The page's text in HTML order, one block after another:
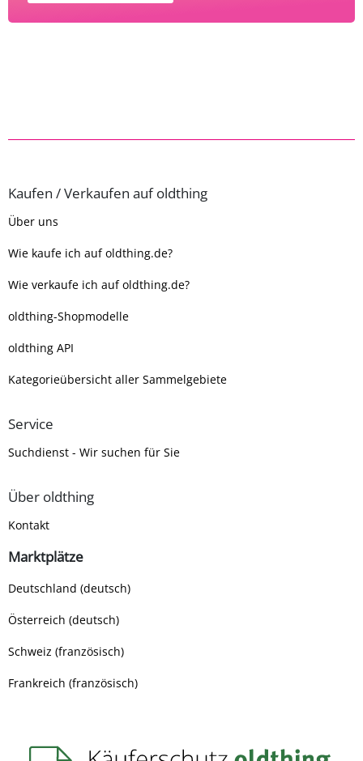
Kaufen / Verkaufen auf oldthing
Über uns
Wie kaufe ich auf oldthing.de?
Wie verkaufe ich auf oldthing.de?
oldthing-Shopmodelle
oldthing API
Kategorieübersicht aller Sammelgebiete
Service
Suchdienst - Wir suchen für Sie
Über oldthing
Kontakt
Marktplätze
Deutschland (deutsch)
Österreich (deutsch)
Schweiz (französisch)
Frankreich (französisch)